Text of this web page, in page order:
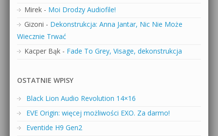
Mirek - Moi Drodzy Audiofile!
Gizoni - Dekonstrukcja: Anna Jantar, Nic Nie Może
Wiecznie Trwać
Kacper Bąk - Fade To Grey, Visage, dekonstrukcja
OSTATNIE WPISY
Black Lion Audio Revolution 14×16
EVE Origin: więcej możliwości EXO. Za darmo!
Eventide H9 Gen2